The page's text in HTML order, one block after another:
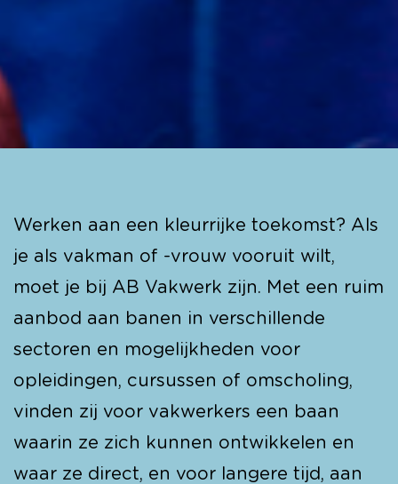
Werken aan een kleurrijke toekomst? Als
je als vakman of -vrouw vooruit wilt,
moet je bij AB Vakwerk zijn. Met een ruim
aanbod aan banen in verschillende
sectoren en mogelijkheden voor
opleidingen, cursussen of omscholing,
vinden zij voor vakwerkers een baan
waarin ze zich kunnen ontwikkelen en
waar ze direct, en voor langere tijd, aan